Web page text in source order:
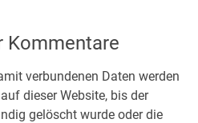
Kommentare
verbundenen Daten werden
dieser Website, bis der
gelöscht wurde oder die